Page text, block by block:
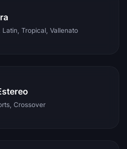
Latin, Tropical, Vallenato
Crossover